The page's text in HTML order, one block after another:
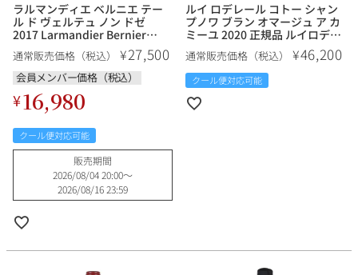
ラルマンディエ ベルニエ テー
ル ド ヴェルテュ ノン ドゼ
2017 Larmandier Bernier
Terre de Vertus Non Dose フ
ランス シャンパン シャンパー
ニュ
通常販売価格（税込） ¥27,500
会員メンバー価格（税込）
¥16,980
クール便対応可能
販売期間
2026/08/04 20:00〜
2026/08/16 23:59
ルイ ロデレール コトー シャン
プノワ ブラン オマージュ ア カ
ミーユ 2020 正規品 ルイロデレ
ール ルイ・ロデレール Louis
Roederer Coteaux
Champenois Blanc Hommage
a Camille フランス 白ワイン
通常販売価格（税込） ¥46,200
クール便対応可能